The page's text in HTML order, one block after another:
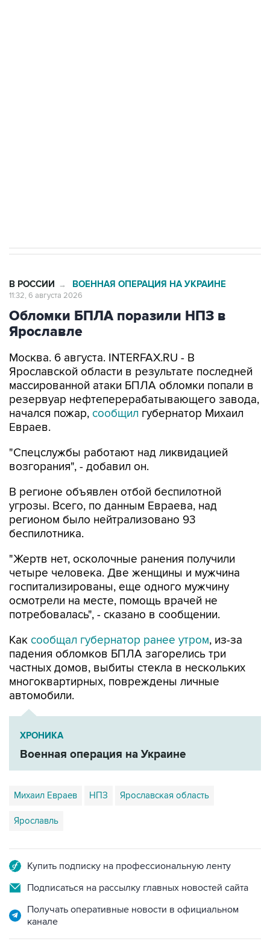
В РОССИИ → ВОЕННАЯ ОПЕРАЦИЯ НА УКРАИНЕ
11:32, 6 августа 2026
Обломки БПЛА поразили НПЗ в
Ярославле
Москва. 6 августа. INTERFAX.RU - В
Ярославской области в результате последней
массированной атаки БПЛА обломки попали в
резервуар нефтеперерабатывающего завода,
начался пожар, сообщил губернатор Михаил
Евраев.
"Спецслужбы работают над ликвидацией
возгорания", - добавил он.
В регионе объявлен отбой беспилотной
угрозы. Всего, по данным Евраева, над
регионом было нейтрализовано 93
беспилотника.
"Жертв нет, осколочные ранения получили
четыре человека. Две женщины и мужчина
госпитализированы, еще одного мужчину
осмотрели на месте, помощь врачей не
потребовалась", - сказано в сообщении.
Как сообщал губернатор ранее утром, из-за
падения обломков БПЛА загорелись три
частных домов, выбиты стекла в нескольких
многоквартирных, повреждены личные
автомобили.
ХРОНИКА
Военная операция на Украине
Михаил Евраев НПЗ Ярославская область
Ярославль
Купить подписку на профессиональную ленту
Подписаться на рассылку главных новостей сайта
Получать оперативные новости в официальном
канале